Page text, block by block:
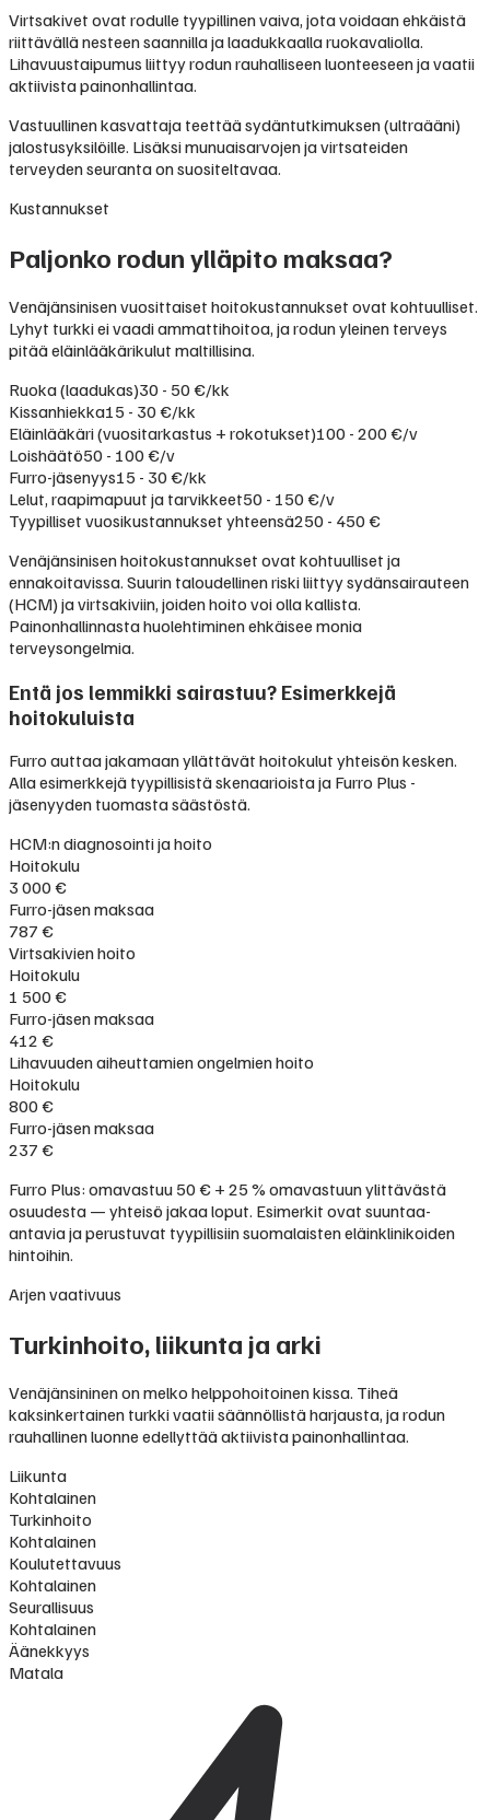
Virtsakivet ovat rodulle tyypillinen vaiva, jota voidaan ehkäistä
riittävällä nesteen saannilla ja laadukkaalla ruokavaliolla.
Lihavuustaipumus liittyy rodun rauhalliseen luonteeseen ja vaatii
aktiivista painonhallintaa.
Vastuullinen kasvattaja teettää sydäntutkimuksen (ultraääni)
jalostusyksilöille. Lisäksi munuaisarvojen ja virtsateiden
terveyden seuranta on suositeltavaa.
Kustannukset
Paljonko rodun ylläpito maksaa?
Venäjänsinisen vuosittaiset hoitokustannukset ovat kohtuulliset.
Lyhyt turkki ei vaadi ammattihoitoa, ja rodun yleinen terveys
pitää eläinlääkärikulut maltillisina.
Ruoka (laadukas)30 - 50 €/kk
Kissanhiekka15 - 30 €/kk
Eläinlääkäri (vuositarkastus + rokotukset)100 - 200 €/v
Loishäätö50 - 100 €/v
Furro-jäsenyys15 - 30 €/kk
Lelut, raapimapuut ja tarvikkeet50 - 150 €/v
Tyypilliset vuosikustannukset yhteensä250 - 450 €
Venäjänsinisen hoitokustannukset ovat kohtuulliset ja
ennakoitavissa. Suurin taloudellinen riski liittyy sydänsairauteen
(HCM) ja virtsakiviin, joiden hoito voi olla kallista.
Painonhallinnasta huolehtiminen ehkäisee monia
terveysongelmia.
Entä jos lemmikki sairastuu? Esimerkkejä
hoitokuluista
Furro auttaa jakamaan yllättävät hoitokulut yhteisön kesken.
Alla esimerkkejä tyypillisistä skenaarioista ja Furro Plus -
jäsenyyden tuomasta säästöstä.
HCM:n diagnosointi ja hoito
Hoitokulu
3 000 €
Furro-jäsen maksaa
787 €
Virtsakivien hoito
Hoitokulu
1 500 €
Furro-jäsen maksaa
412 €
Lihavuuden aiheuttamien ongelmien hoito
Hoitokulu
800 €
Furro-jäsen maksaa
237 €
Furro Plus: omavastuu 50 € + 25 % omavastuun ylittävästä
osuudesta — yhteisö jakaa loput. Esimerkit ovat suuntaa-
antavia ja perustuvat tyypillisiin suomalaisten eläinklinikoiden
hintoihin.
Arjen vaativuus
Turkinhoito, liikunta ja arki
Venäjänsininen on melko helppohoitoinen kissa. Tiheä
kaksinkertainen turkki vaatii säännöllistä harjausta, ja rodun
rauhallinen luonne edellyttää aktiivista painonhallintaa.
Liikunta
Kohtalainen
Turkinhoito
Kohtalainen
Koulutettavuus
Kohtalainen
Seurallisuus
Kohtalainen
Äänekkyys
Matala